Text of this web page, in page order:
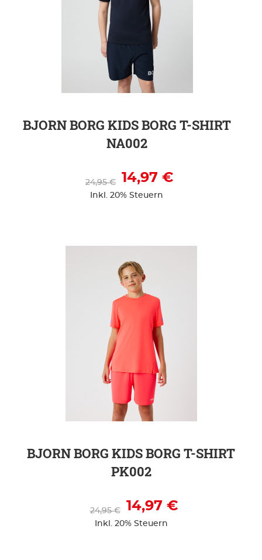
BJORN BORG KIDS BORG T-SHIRT
NA002
14,97 €
24,95 €
Inkl. 20% Steuern
ZUR DETAILSEITE
BJORN BORG KIDS BORG T-SHIRT
PK002
14,97 €
24,95 €
Inkl. 20% Steuern
ZUR DETAILSEITE